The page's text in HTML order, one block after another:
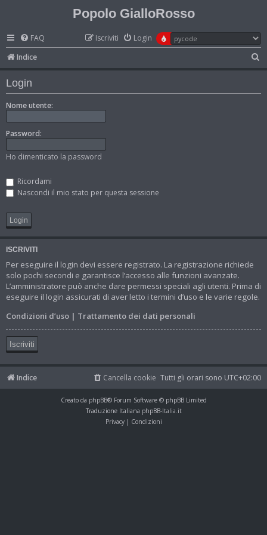
Popolo GialloRosso
FAQ Login
Iscriviti
Indice
e
Login
Nome utente:
Password:
Ho dimenticato la password
Ricordami
Nascondi il mio stato per questa sessione
ISCRIVITI
Per eseguire il login devi essere registrato. La registrazione richiede
solo pochi secondi e garantisce l’accesso alle funzioni avanzate.
L’amministratore può anche dare permessi speciali agli utenti. Prima di
eseguire il login assicurati di aver letto i termini d’uso e le varie regole.
Condizioni d’uso | Trattamento dei dati personali
Iscriviti
Indice Tutti gli orari sono UTC+02:00
Cancella cookie
Creato da phpBB® Forum Software © phpBB Limited
Traduzione Italiana phpBB-Italia.it
Privacy| Condizioni